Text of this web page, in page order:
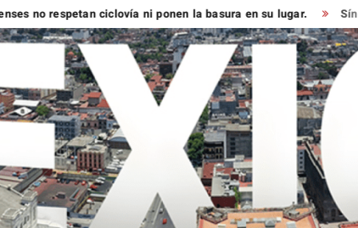
ciclovía ni ponen la basura en su lugar. Síndico